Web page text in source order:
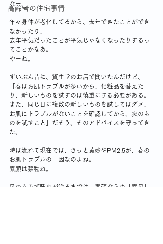
高齢者の住宅事情
なー。
年々身体が老化してるから、去年できたことができ
なかったり、
去年平気だったことが平気じゃなくなったりするっ
てことかなあ。
やーね。
ずいぶん昔に、資生堂のお店で聞いたんだけど、
「春はお肌トラブルが多いから、化粧品を替えた
り、新しいものを試すのは慎重にする必要がある。
また、同じ日に複数の新しいものを試してはダメ、
お肌にトラブルがないことを確認してから、次のも
のを試すこと」だそう。そのアドバイスを守ってき
た。
時は流れて現在では、きっと黄砂やPM2.5が、春の
お肌トラブルの一因なのよね。
素顔は禁物ね。
足のみみず腫れが治るまでは、素顔ならぬ「素足」